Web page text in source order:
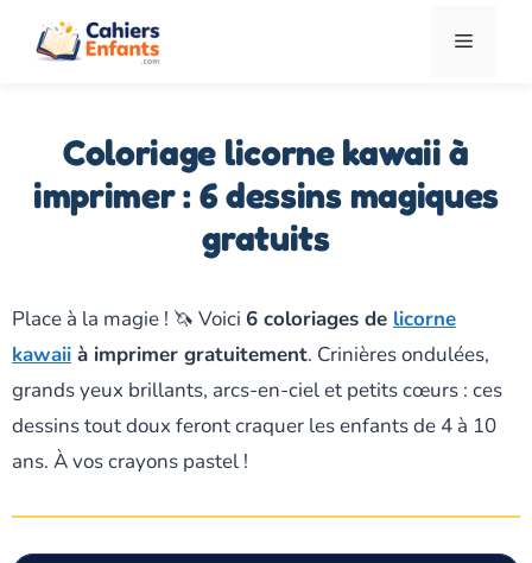
Menu
Coloriage licorne kawaii à
imprimer : 6 dessins magiques
gratuits
Place à la magie ! 🦄 Voici 6 coloriages de licorne
kawaii à imprimer gratuitement. Crinières ondulées,
grands yeux brillants, arcs-en-ciel et petits cœurs : ces
dessins tout doux feront craquer les enfants de 4 à 10
ans. À vos crayons pastel !